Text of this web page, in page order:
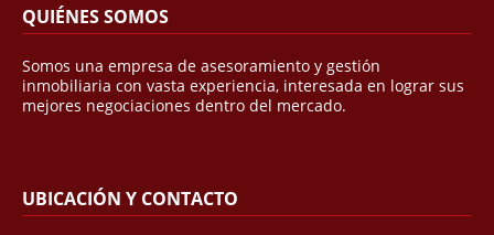
QUIÉNES SOMOS
Somos una empresa de asesoramiento y gestión
inmobiliaria con vasta experiencia, interesada en lograr sus
mejores negociaciones dentro del mercado.
UBICACIÓN Y CONTACTO